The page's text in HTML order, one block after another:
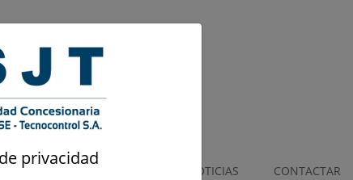
FINANCIERA NOTICIAS CONTACTAR
privacidad